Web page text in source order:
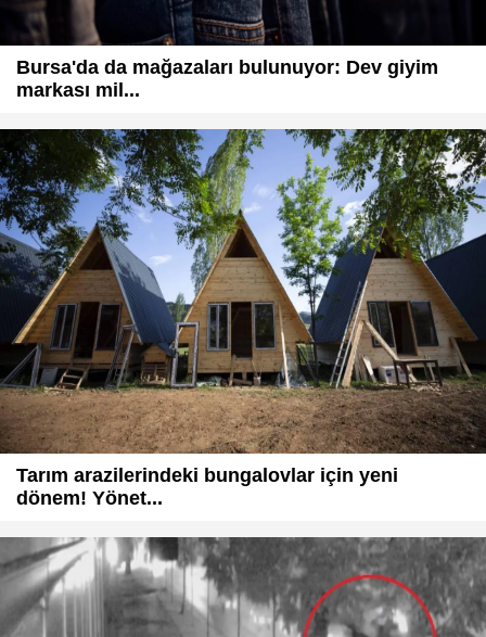
Bursa'da da mağazaları bulunuyor: Dev giyim
markası mil...
Tarım arazilerindeki bungalovlar için yeni
dönem! Yönet...